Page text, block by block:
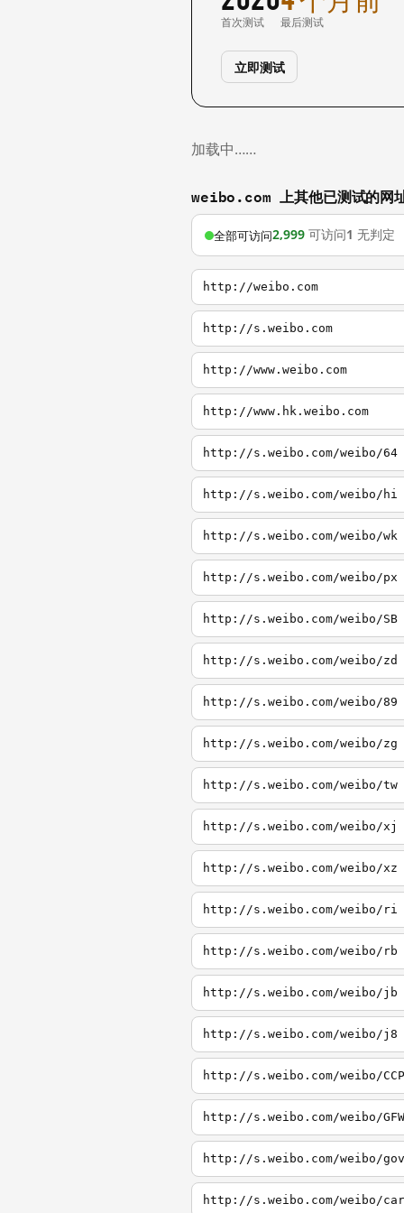
首次测试 最后测试
立即测试
加载中……
weibo.com 上其他已测试的网
全部可访问2,999 可访问1 无判定
http://weibo.com
http://s.weibo.com
http://www.weibo.com
http://www.hk.weibo.com
http://s.weibo.com/weibo/64
http://s.weibo.com/weibo/hi
http://s.weibo.com/weibo/wk
http://s.weibo.com/weibo/px
http://s.weibo.com/weibo/SB
http://s.weibo.com/weibo/zd
http://s.weibo.com/weibo/89
http://s.weibo.com/weibo/zg
http://s.weibo.com/weibo/tw
http://s.weibo.com/weibo/xj
http://s.weibo.com/weibo/xz
http://s.weibo.com/weibo/ri
http://s.weibo.com/weibo/rb
http://s.weibo.com/weibo/jb
http://s.weibo.com/weibo/j8
http://s.weibo.com/weibo/CCP
http://s.weibo.com/weibo/GFW
http://s.weibo.com/weibo/gov
http://s.weibo.com/weibo/car